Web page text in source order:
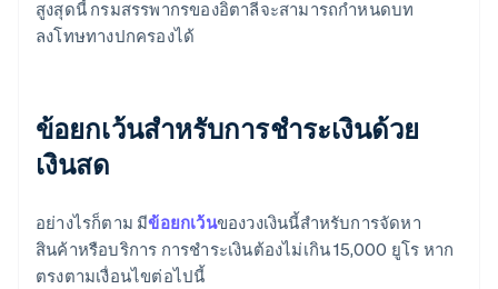
สูงสุดนี้ กรมสรรพากรของอิตาลีจะสามารถกำหนดบท
ลงโทษทางปกครองได้
ข้อยกเว้นสําหรับการชําระเงินด้วย
เงินสด
อย่างไรก็ตาม มีข้อยกเว้นของวงเงินนี้สำหรับการจัดหา
สินค้าหรือบริการ การชําระเงินต้องไม่เกิน 15,000 ยูโร หาก
ตรงตามเงื่อนไขต่อไปนี้